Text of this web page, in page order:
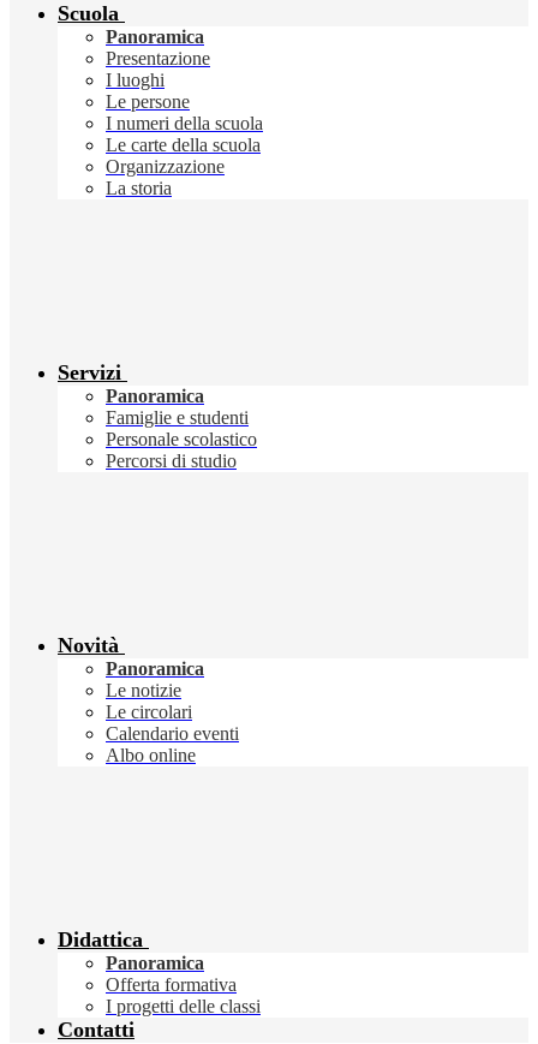
Scuola
Panoramica
Presentazione
I luoghi
Le persone
I numeri della scuola
Le carte della scuola
Organizzazione
La storia
Servizi
Panoramica
Famiglie e studenti
Personale scolastico
Percorsi di studio
Novità
Panoramica
Le notizie
Le circolari
Calendario eventi
Albo online
Didattica
Panoramica
Offerta formativa
I progetti delle classi
Contatti